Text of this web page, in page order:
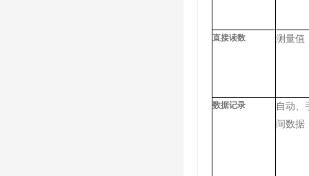
直接读数 测量值
数据记录
自动、
间数据